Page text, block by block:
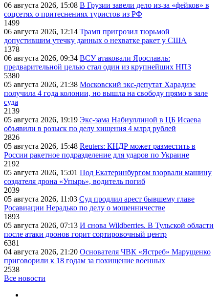
06 августа 2026, 15:08 В Грузии завели дело из-за «фейков» в
соцсетях о притеснениях туристов из РФ
1499
06 августа 2026, 12:14 Трамп пригрозил тюрьмой
допустившим утечку данных о нехватке ракет у США
1378
06 августа 2026, 09:34 ВСУ атаковали Ярославль:
предварительной целью стал один из крупнейших НПЗ
5380
05 августа 2026, 21:38 Московский экс-депутат Харадизе
получила 4 года колонии, но вышла на свободу прямо в зале
суда
2139
05 августа 2026, 19:19 Экс-зама Набиуллиной в ЦБ Исаева
объявили в розыск по делу хищения 4 млрд рублей
2826
05 августа 2026, 15:48 Reuters: КНДР может разместить в
России ракетное подразделение для ударов по Украине
2192
05 августа 2026, 15:01 Под Екатеринбургом взорвали машину
создателя дрона «Упырь», водитель погиб
2039
05 августа 2026, 11:03 Суд продлил арест бывшему главе
Росавиации Нерадько по делу о мошенничестве
1893
05 августа 2026, 07:13 И снова Wildberries. В Тульской области
после атаки дронов горит сортировочный центр
6381
04 августа 2026, 21:20 Основателя ЧВК «Ястреб» Марущенко
приговорили к 18 годам за похищение военных
2538
Все новости